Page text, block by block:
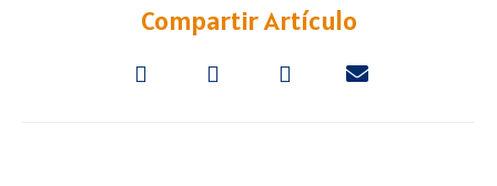
Compartir Artículo